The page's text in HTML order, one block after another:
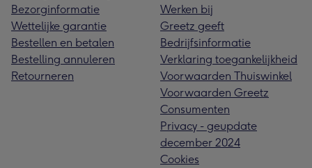
Bezorginformatie
Wettelijke garantie
Bestellen en betalen
Bestelling annuleren
Retourneren
Werken bij
Greetz geeft
Bedrijfsinformatie
Verklaring toegankelijkheid
Voorwaarden Thuiswinkel
Voorwaarden Greetz
Consumenten
Privacy - geupdate
december 2024
Cookies